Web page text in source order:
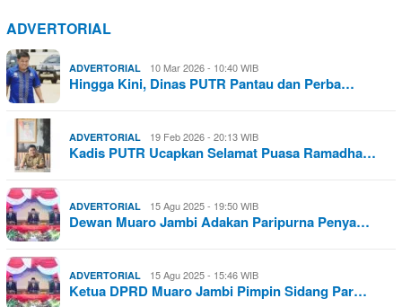
ADVERTORIAL
ADVERTORIAL 10 Mar 2026 - 10:40 WIB
Hingga Kini, Dinas PUTR Pantau dan Perba…
ADVERTORIAL 19 Feb 2026 - 20:13 WIB
Kadis PUTR Ucapkan Selamat Puasa Ramadha…
ADVERTORIAL 15 Agu 2025 - 19:50 WIB
Dewan Muaro Jambi Adakan Paripurna Penya…
ADVERTORIAL 15 Agu 2025 - 15:46 WIB
Ketua DPRD Muaro Jambi Pimpin Sidang Par…